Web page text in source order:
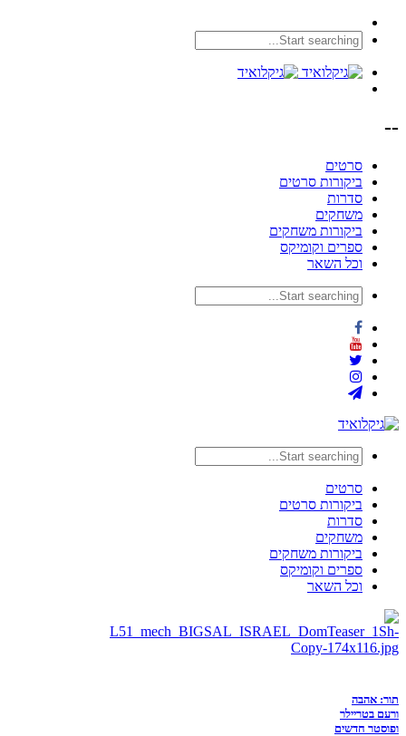
--
סרטים
ביקורות סרטים
סדרות
משחקים
ביקורות משחקים
ספרים וקומיקס
וכל השאר
סרטים
ביקורות סרטים
סדרות
משחקים
ביקורות משחקים
ספרים וקומיקס
וכל השאר
תור: אהבה
ורעם בטריילר
ופוסטר חדשים